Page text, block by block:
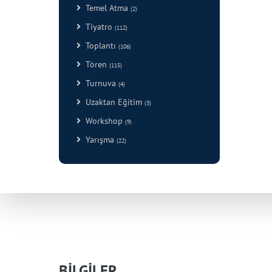
Temel Atma (2)
Tiyatro (112)
Toplantı (106)
Tören (115)
Turnuva (4)
Uzaktan Eğitim (3)
Workshop (9)
Yarışma (22)